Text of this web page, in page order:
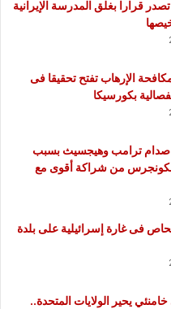
تصدر قرارا بغلق المدرسة الإيرانية
الإرهاب تفتح تحقيقا فى
بكورسيكا
صدام ترامب وهيجسيث بسبب
من شراكة أقوى مع
إصابة 8 أشحاص فى غارة إسرائيلية على بلدة
يحير الولايات المتحدة..